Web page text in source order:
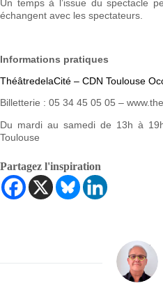
Un temps à l’issue du spectacle
échangent avec les spectateurs.
Informations pratiques
ThéâtredelaCité – CDN Toulouse
Billetterie : 05 34 45 05 05 –
Du mardi au samedi de 13h à
Toulouse
Partagez l'inspiration